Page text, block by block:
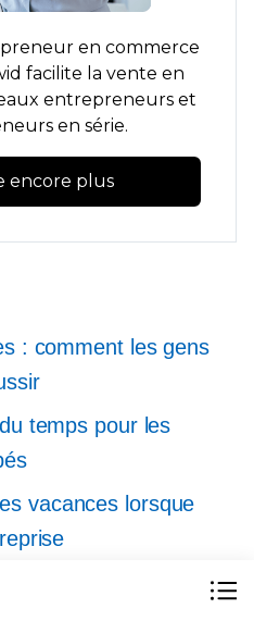
en commerce
facilite la vente en
entrepreneurs et
en série.
encore plus
: comment les gens
temps pour les
vacances lorsque
du hamster et